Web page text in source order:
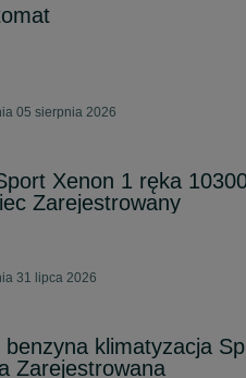
05 sierpnia 2026
Xenon 1 ręka
Zarejestrowany
31 lipca 2026
klimatyzacja
Zarejestrowana